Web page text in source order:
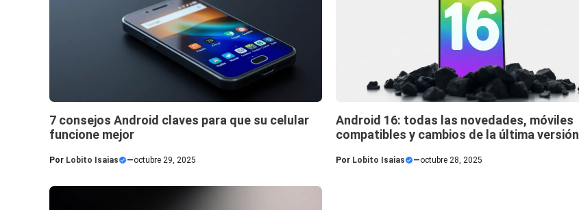
7 consejos Android claves para que su celular
funcione mejor
Por Lobito Isaias —octubre 29, 2025
Android 16: todas las novedades, móviles
compatibles y cambios de la última versión
Por Lobito Isaias —octubre 28, 2025